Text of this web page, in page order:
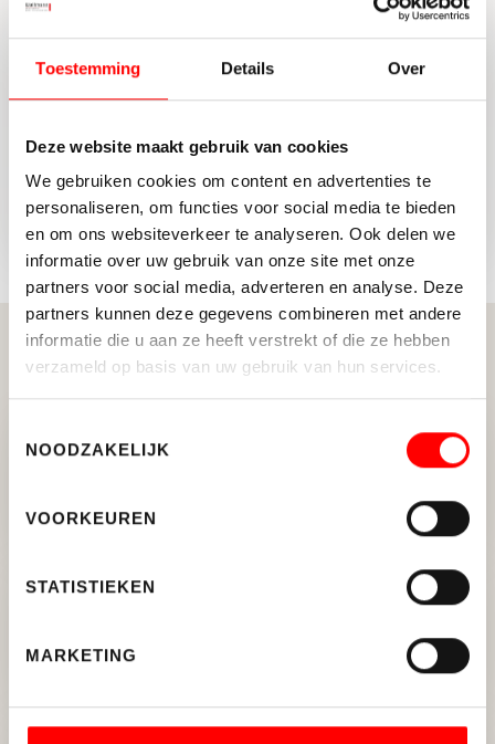
Toestemming Details Over
Deze website maakt gebruik van cookies
We gebruiken cookies om content en advertenties te
personaliseren, om functies voor social media te bieden
en om ons websiteverkeer te analyseren. Ook delen we
informatie over uw gebruik van onze site met onze
partners voor social media, adverteren en analyse. Deze
partners kunnen deze gegevens combineren met andere
informatie die u aan ze heeft verstrekt of die ze hebben
verzameld op basis van uw gebruik van hun services.
NOODZAKELIJK
VOORKEUREN
STATISTIEKEN
MARKETING
DELEN:
TERUG NAAR OVERZICHT
Gerelateerde berichten
bedrijfsunit Nieuwgein 313 m²
Kantoorgebouw Sylviuslaan 5 in